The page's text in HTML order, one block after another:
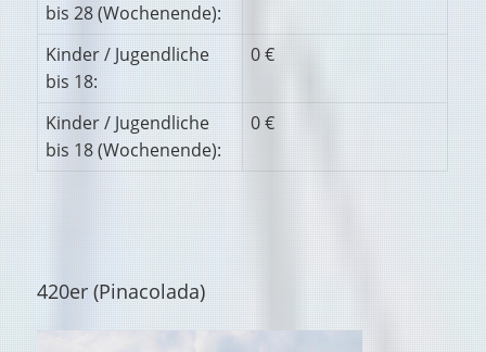
bis 28 (Wochenende):
Kinder / Jugendliche
bis 18:
0 €
Kinder / Jugendliche
bis 18 (Wochenende):
0 €
420er (Pinacolada)